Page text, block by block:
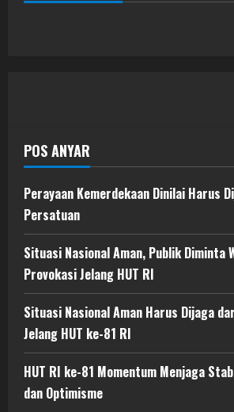
POS ANYAR
Perayaan Kemerdekaan Dinilai Harus
Persatuan
Situasi Nasional Aman, Publik Diminta
Provokasi Jelang HUT RI
Situasi Nasional Aman Harus Dijaga
Jelang HUT ke-81 RI
HUT RI ke-81 Momentum Menjaga
dan Optimisme